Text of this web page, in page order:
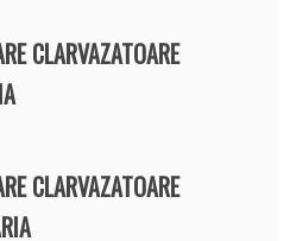
CLARVAZATOARE
CLARVAZATOARE